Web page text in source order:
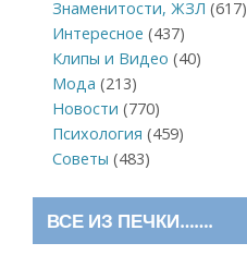
Знаменитости, ЖЗЛ (617)
Интересное (437)
Клипы и Видео (40)
Мода (213)
Новости (770)
Психология (459)
Советы (483)
ВСЕ ИЗ ПЕЧКИ…….